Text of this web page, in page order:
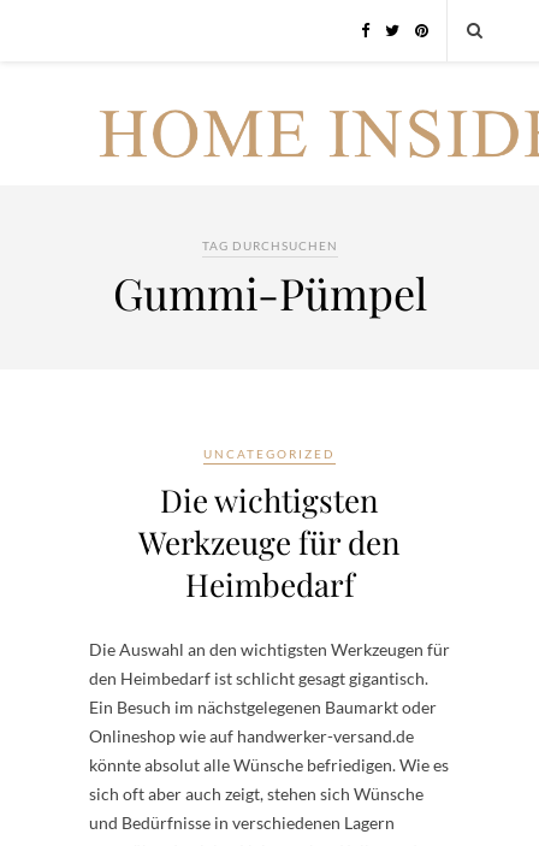
TAG DURCHSUCHEN
Gummi-Pümpel
UNCATEGORIZED
Die wichtigsten
Werkzeuge für den
Heimbedarf
Die Auswahl an den wichtigsten Werkzeugen für
den Heimbedarf ist schlicht gesagt gigantisch.
Ein Besuch im nächstgelegenen Baumarkt oder
Onlineshop wie auf handwerker-versand.de
könnte absolut alle Wünsche befriedigen. Wie es
sich oft aber auch zeigt, stehen sich Wünsche
und Bedürfnisse in verschiedenen Lagern